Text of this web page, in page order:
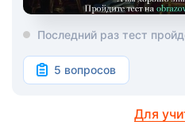
Последний раз тест
5 вопросов
Для